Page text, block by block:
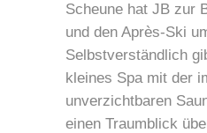
Scheune hat JB zur
und den Après-Ski
Selbstverständlich
kleines Spa mit der
unverzichtbaren
einen Traumblick